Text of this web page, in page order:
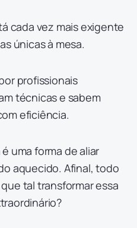
cada vez mais exigente
únicas à mesa.
profissionais
técnicas e sabem
eficiência.
uma forma de aliar
aquecido. Afinal, todo
tal transformar essa